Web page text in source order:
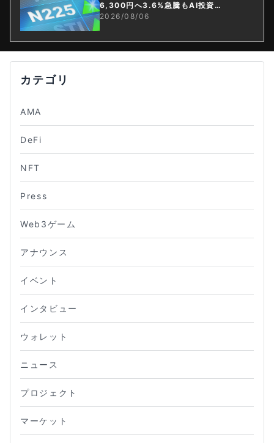
6,300円へ3.6%急騰もAI投資回
収懸念が再燃
2026/08/06
カテゴリ
AMA
DeFi
NFT
Press
Web3ゲーム
アナウンス
イベント
インタビュー
ウォレット
ニュース
プロジェクト
マーケット